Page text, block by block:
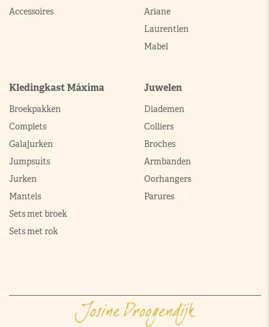
Accessoires
Ariane
Laurentien
Mabel
Kledingkast Máxima
Broekpakken
Complets
Galajurken
Jumpsuits
Jurken
Mantels
Sets met broek
Sets met rok
Juwelen
Diademen
Colliers
Broches
Armbanden
Oorhangers
Parures